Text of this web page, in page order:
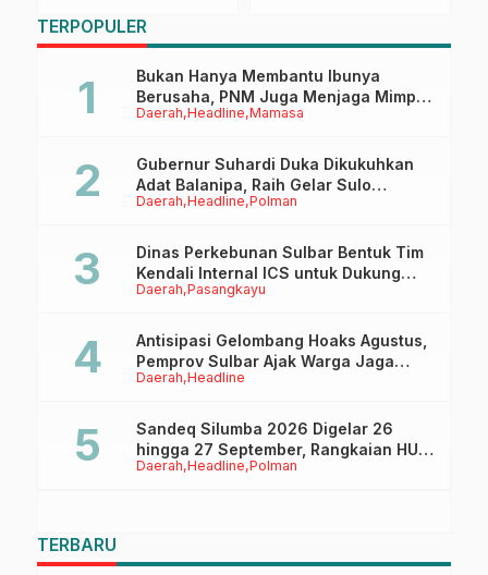
Kesehatan 3.644 Jiwa
di Majene
TERPOPULER
Daerah Headline Mamasa
Bukan Hanya Membantu Ibunya
Berusaha, PNM Juga Menjaga Mimpi
Anaknya Untuk Menggapai Cita-Cita
Daerah Headline Polman
Gubernur Suhardi Duka Dikukuhkan
Adat Balanipa, Raih Gelar Sulo
Tappidena
Daerah Pasangkayu
Dinas Perkebunan Sulbar Bentuk Tim
Kendali Internal ICS untuk Dukung
Sertifikasi ISPO Pekebun di
Daerah Headline
Antisipasi Gelombang Hoaks Agustus,
Pemprov Sulbar Ajak Warga Jaga
Ruang Digital
Daerah Headline Polman
Sandeq Silumba 2026 Digelar 26
hingga 27 September, Rangkaian HUT
Sulbar
TERBARU